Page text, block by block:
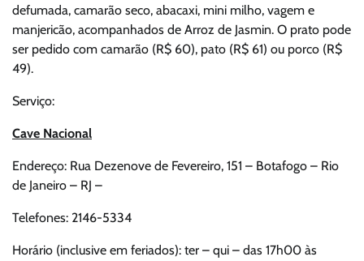
defumada, camarão seco, abacaxi, mini milho, vagem e
manjericão, acompanhados de Arroz de Jasmin. O prato pode
ser pedido com camarão (R$ 60), pato (R$ 61) ou porco (R$
49).
Serviço:
Cave Nacional
Endereço: Rua Dezenove de Fevereiro, 151 – Botafogo – Rio
de Janeiro – RJ –
Telefones: 2146-5334
Horário (inclusive em feriados): ter – qui – das 17h00 às